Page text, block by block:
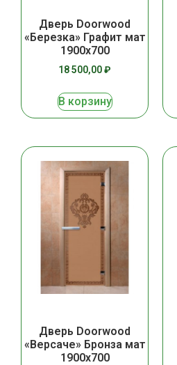
Дверь Doorwood
«Березка» Графит мат
1900х700
18 500,00₽
В корзину
Дверь Doorwood
«Версаче» Бронза мат
1900х700